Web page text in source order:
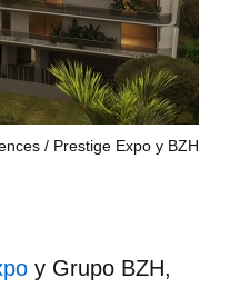
Prestige Expo y BZH
y Grupo BZH,